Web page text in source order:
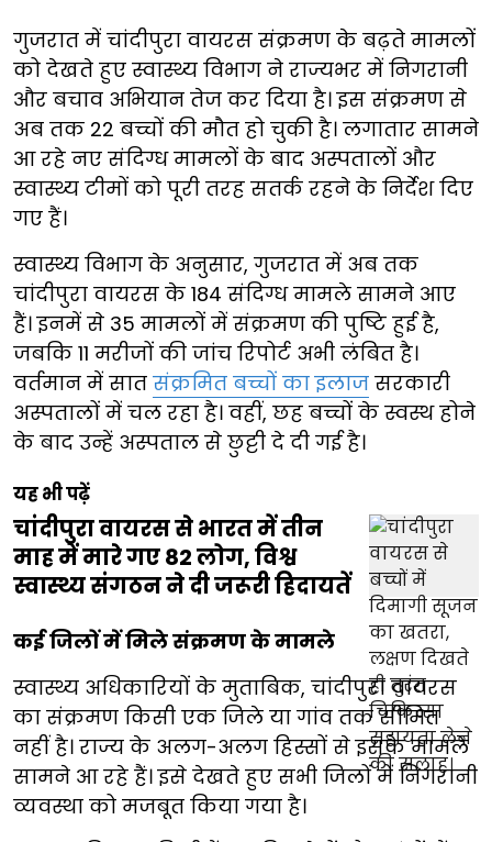
गुजरात में चांदीपुरा वायरस संक्रमण के बढ़ते मामलों
को देखते हुए स्वास्थ्य विभाग ने राज्यभर में निगरानी
और बचाव अभियान तेज कर दिया है। इस संक्रमण से
अब तक 22 बच्चों की मौत हो चुकी है। लगातार सामने
आ रहे नए संदिग्ध मामलों के बाद अस्पतालों और
स्वास्थ्य टीमों को पूरी तरह सतर्क रहने के निर्देश दिए
गए हैं।
स्वास्थ्य विभाग के अनुसार, गुजरात में अब तक
चांदीपुरा वायरस के 184 संदिग्ध मामले सामने आए
हैं। इनमें से 35 मामलों में संक्रमण की पुष्टि हुई है,
जबकि 11 मरीजों की जांच रिपोर्ट अभी लंबित है।
वर्तमान में सात संक्रमित बच्चों का इलाज सरकारी
अस्पतालों में चल रहा है। वहीं, छह बच्चों के स्वस्थ होने
के बाद उन्हें अस्पताल से छुट्टी दे दी गई है।
यह भी पढ़ें
चांदीपुरा वायरस से भारत में तीन
माह में मारे गए 82 लोग, विश्व
स्वास्थ्य संगठन ने दी जरूरी हिदायतें
कई जिलों में मिले संक्रमण के मामले
स्वास्थ्य अधिकारियों के मुताबिक, चांदीपुरा वायरस
का संक्रमण किसी एक जिले या गांव तक सीमित
नहीं है। राज्य के अलग-अलग हिस्सों से इसके मामले
सामने आ रहे हैं। इसे देखते हुए सभी जिलों में निगरानी
व्यवस्था को मजबूत किया गया है।